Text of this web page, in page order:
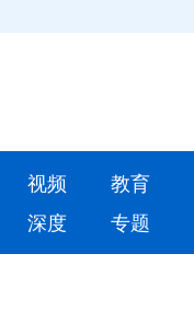
视频 教育
深度 专题